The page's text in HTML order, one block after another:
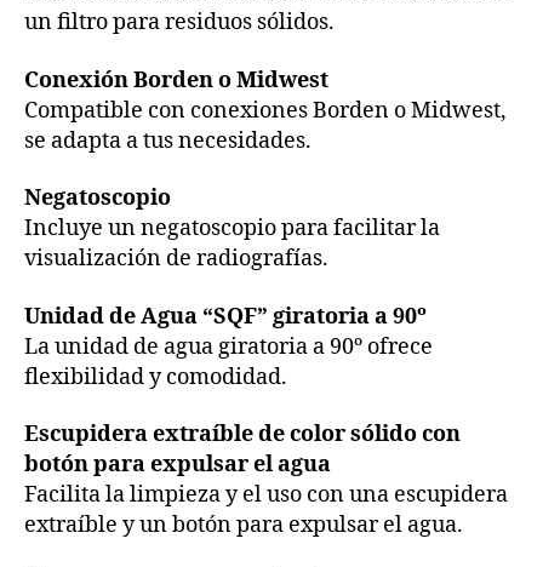
un filtro para residuos sólidos.
Conexión Borden o Midwest
Compatible con conexiones Borden o Midwest,
se adapta a tus necesidades.
Negatoscopio
Incluye un negatoscopio para facilitar la
visualización de radiografías.
Unidad de Agua “SQF” giratoria a 90º
La unidad de agua giratoria a 90º ofrece
flexibilidad y comodidad.
Escupidera extraíble de color sólido con
botón para expulsar el agua
Facilita la limpieza y el uso con una escupidera
extraíble y un botón para expulsar el agua.